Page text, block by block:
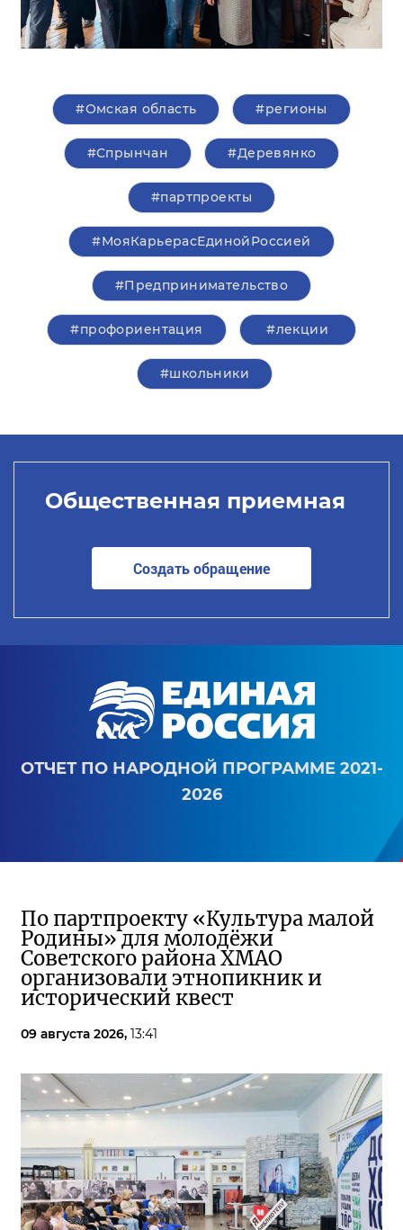
#Омская область #регионы
#Спрынчан #Деревянко
#партпроекты
#МояКарьерасЕдинойРоссией
#Предпринимательство
#профориентация #лекции
#школьники
Общественная приемная
Создать обращение
ОТЧЕТ ПО НАРОДНОЙ ПРОГРАММЕ 2021-
2026
По партпроекту «Культура малой
Родины» для молодёжи
Советского района ХМАО
организовали этнопикник и
исторический квест
09 августа 2026, 13:41